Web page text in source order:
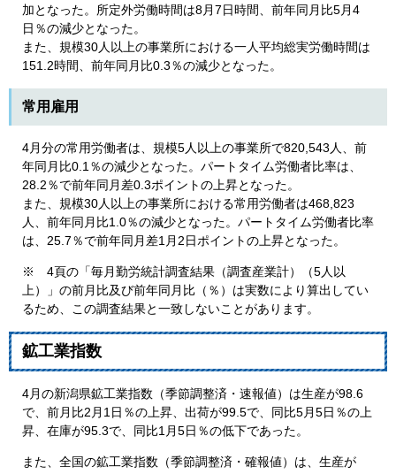
加となった。所定外労働時間は8月7日時間、前年同月比5月4
日％の減少となった。
また、規模30人以上の事業所における一人平均総実労働時間は
151.2時間、前年同月比0.3％の減少となった。
常用雇用
4月分の常用労働者は、規模5人以上の事業所で820,543人、前
年同月比0.1％の減少となった。パートタイム労働者比率は、
28.2％で前年同月差0.3ポイントの上昇となった。
また、規模30人以上の事業所における常用労働者は468,823
人、前年同月比1.0％の減少となった。パートタイム労働者比率
は、25.7％で前年同月差1月2日ポイントの上昇となった。
※ 4頁の「毎月勤労統計調査結果（調査産業計）（5人以
上）」の前月比及び前年同月比（％）は実数により算出してい
るため、この調査結果と一致しないことがあります。
鉱工業指数
4月の新潟県鉱工業指数（季節調整済・速報値）は生産が98.6
で、前月比2月1日％の上昇、出荷が99.5で、同比5月5日％の上
昇、在庫が95.3で、同比1月5日％の低下であった。
また、全国の鉱工業指数（季節調整済・確報値）は、生産が